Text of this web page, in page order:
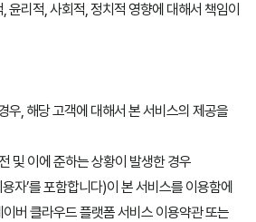
윤리적, 사회적, 정치적 영향에 대해서 책임이
우, 해당 고객에 대해서 본 서비스의 제공을
및 이에 준하는 상황이 발생한 경우
자’를 포함합니다)이 본 서비스를 이용함에
이버 클라우드 플랫폼 서비스 이용약관 또는